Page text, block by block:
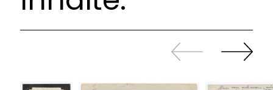
Zurück
sliden
Weiter
sliden